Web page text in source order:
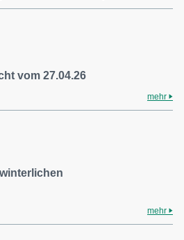
vom 27.04.26
mehr
mehr